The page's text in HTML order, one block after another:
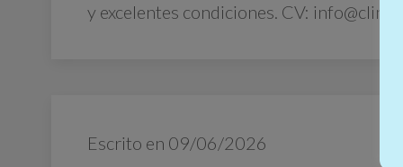
y excelentes condiciones. CV:
Escrito en 09/06/2026